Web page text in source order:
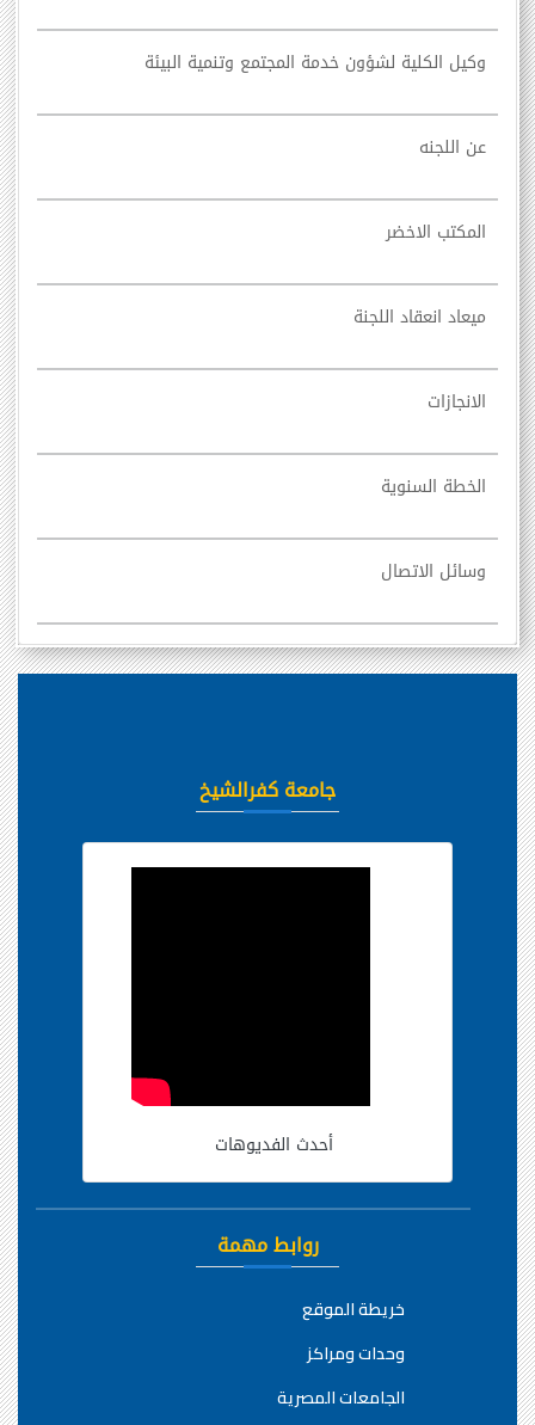
وكيل الكلية لشؤون خدمة المجتمع وتنمية البيئة
عن اللجنه
المكتب الاخضر
ميعاد انعقاد اللجنة
الانجازات
الخطة السنوية
وسائل الاتصال
جامعة كفرالشيخ
أحدث الفديوهات
روابط مهمة
خريطة الموقع
وحدات ومراكز
الجامعات المصرية